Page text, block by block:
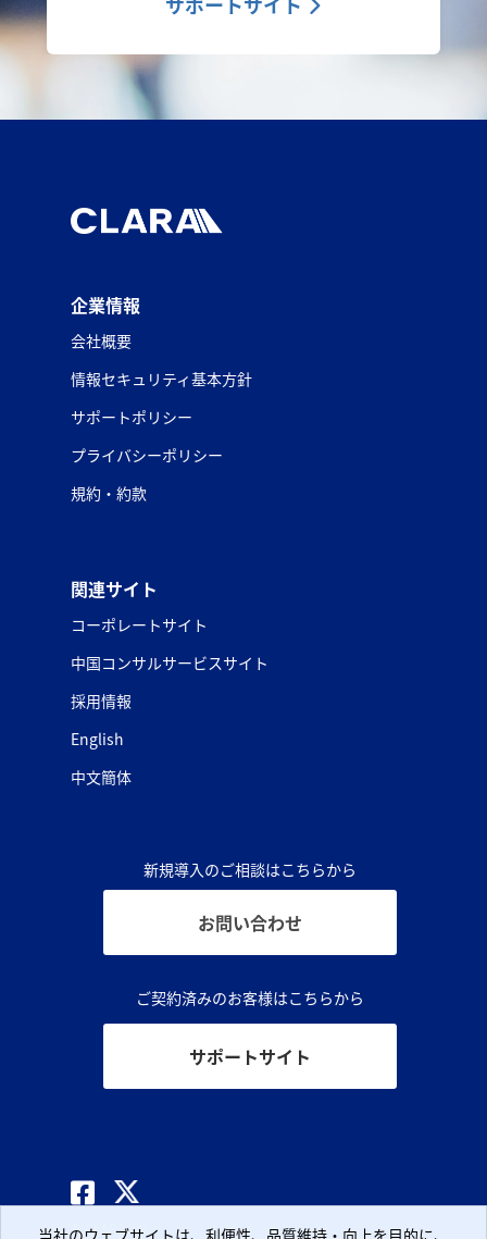
企業情報
会社概要
情報セキュリティ基本方針
サポートポリシー
プライバシーポリシー
規約・約款
関連サイト
コーポレートサイト
中国コンサルサービスサイト
採用情報
English
中文簡体
新規導入のご相談はこちらから
お問い合わせ
ご契約済みのお客様はこちらから
サポートサイト
© CLARA, Inc.
当社のウェブサイトは、利便性、品質維持・向上を目的に、
当社のウェブサイトは、利便性、品質維持・向上を目的に、